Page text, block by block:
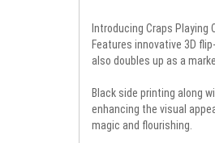
Introducing Craps Playing
Features innovative 3D
also doubles up as a
Black side printing along
enhancing the visual
magic and flourishing.